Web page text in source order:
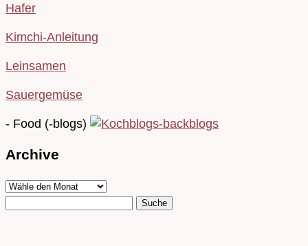
Hafer
Kimchi-Anleitung
Leinsamen
Sauergemüse
- Food (-blogs)
Archive